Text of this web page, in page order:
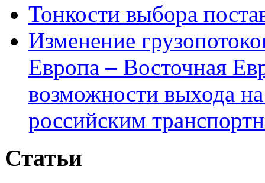
Тонкости выбора
Изменение
Европа – Восточная
возможности выхода
российским
Статьи